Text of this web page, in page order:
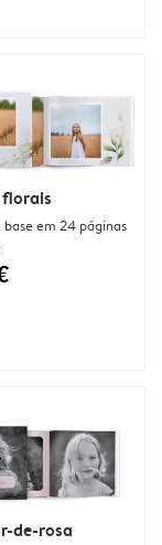
em 24 páginas
de-rosa